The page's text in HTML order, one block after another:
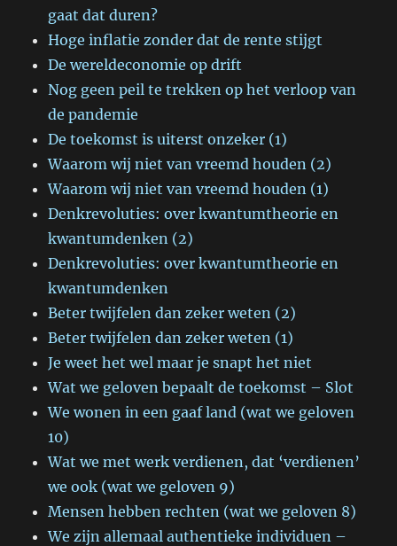
gaat dat duren?
Hoge inflatie zonder dat de rente stijgt
De wereldeconomie op drift
Nog geen peil te trekken op het verloop van
de pandemie
De toekomst is uiterst onzeker (1)
Waarom wij niet van vreemd houden (2)
Waarom wij niet van vreemd houden (1)
Denkrevoluties: over kwantumtheorie en
kwantumdenken (2)
Denkrevoluties: over kwantumtheorie en
kwantumdenken
Beter twijfelen dan zeker weten (2)
Beter twijfelen dan zeker weten (1)
Je weet het wel maar je snapt het niet
Wat we geloven bepaalt de toekomst – Slot
We wonen in een gaaf land (wat we geloven
10)
Wat we met werk verdienen, dat ‘verdienen’
we ook (wat we geloven 9)
Mensen hebben rechten (wat we geloven 8)
We zijn allemaal authentieke individuen –